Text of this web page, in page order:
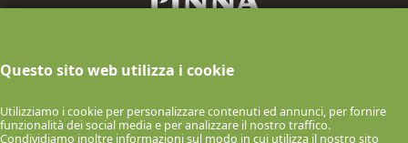
Questo sito web utilizza i cookie
Utilizziamo i cookie per personalizzare contenuti ed annunci, per fornire
funzionalità dei social media e per analizzare il nostro traffico.
Condividiamo inoltre informazioni sul modo in cui utilizza il nostro sito
info@pinnaformaggi.it- Tel. 079.886009
- 07047 Thiesi (SS) ITALIA